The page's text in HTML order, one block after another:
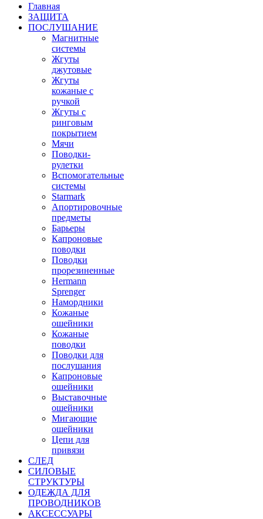
Главная
ЗАЩИТА
ПОСЛУШАНИЕ
Магнитные
системы
Жгуты
джутовые
Жгуты
кожаные с
ручкой
Жгуты с
ринговым
покрытием
Мячи
Поводки-
рулетки
Вспомогательные
системы
Starmark
Апортировочные
предметы
Барьеры
Капроновые
поводки
Поводки
прорезиненные
Hermann
Sprenger
Намордники
Кожаные
ошейники
Кожаные
поводки
Поводки для
послушания
Капроновые
ошейники
Выставочные
ошейники
Мигающие
ошейники
Цепи для
привязи
СЛЕД
СИЛОВЫЕ
СТРУКТУРЫ
ОДЕЖДА ДЛЯ
ПРОВОДНИКОВ
АКСЕССУАРЫ